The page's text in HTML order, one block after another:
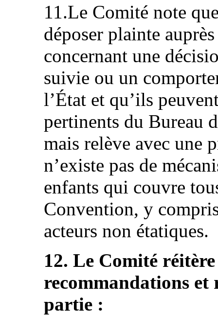
11.Le Comité note
déposer plainte
concernant une
suivie ou un
l’État et qu’ils
pertinents du Bureau
mais relève avec une
n’existe pas de
enfants qui couvre
Convention, y
acteurs non étatiques.
12. Le Comité réitère
recommandations et
partie :